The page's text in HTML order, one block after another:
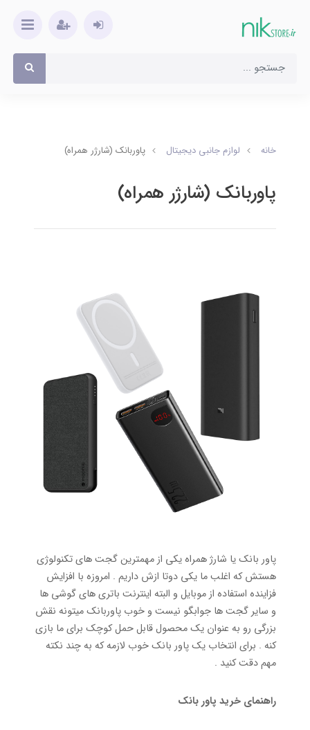
خانه لوازم جانبی دیجیتال پاوربانک (شارژر همراه)
پاوربانک (شارژر همراه)
پاور بانک یا شارژ همراه یکی از مهمترین گجت های تکنولوژی
هستش که اغلب ما یکی دوتا ازش داریم . امروزه با افزایش
فزاینده استفاده از موبایل و البته اینترنت باتری های گوشی ها
و سایر گجت ها جوابگو نیست و خوب پاوربانک میتونه نقش
بزرگی رو به عنوان یک محصول قابل حمل کوچک برای ما بازی
کنه . برای انتخاب یک پاور بانک خوب لازمه که به چند نکته
مهم دقت کنید .
راهنمای خرید پاور بانک